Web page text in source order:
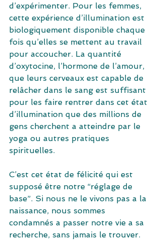
d’expérimenter. Pour les femmes,
cette expérience d’illumination est
biologiquement disponible chaque
fois qu’elles se mettent au travail
pour accoucher. La quantité
d’oxytocine, l’hormone de l’amour,
que leurs cerveaux est capable de
relâcher dans le sang est suffisant
pour les faire rentrer dans cet état
d’illumination que des millions de
gens cherchent a atteindre par le
yoga ou autres pratiques
spirituelles.
C’est cet état de félicité qui est
supposé être notre “réglage de
base”. Si nous ne le vivons pas a la
naissance, nous sommes
condamnés a passer notre vie a sa
recherche, sans jamais le trouver.